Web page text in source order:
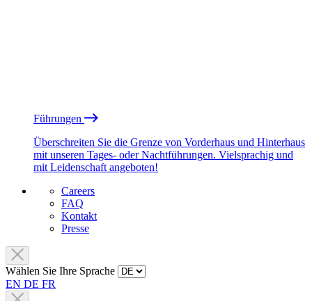
Führungen
Überschreiten Sie die Grenze von Vorderhaus und Hinterhaus
mit unseren Tages- oder Nachtführungen. Vielsprachig und
mit Leidenschaft angeboten!
Careers
FAQ
Kontakt
Presse
Wählen Sie Ihre Sprache
EN DE FR